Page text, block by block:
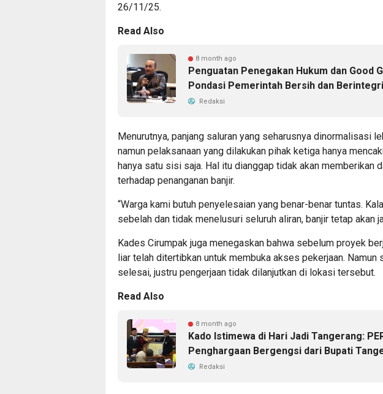
26/11/25.
Read Also
8 month ago
Penguatan Penegakan Hukum dan Good
Pondasi Pemerintah Bersih dan
Redaksi
Menurutnya, panjang saluran yang seharusnya dinormalisasi
namun pelaksanaan yang dilakukan pihak ketiga hanya
hanya satu sisi saja. Hal itu dianggap tidak akan memberikan
terhadap penanganan banjir.
“Warga kami butuh penyelesaian yang benar-benar tuntas.
sebelah dan tidak menelusuri seluruh aliran, banjir tetap akan
Kades Cirumpak juga menegaskan bahwa sebelum proyek
liar telah ditertibkan untuk membuka akses pekerjaan. Namun
selesai, justru pengerjaan tidak dilanjutkan di lokasi tersebut.
Read Also
8 month ago
Kado Istimewa di Hari Jadi Tangerang:
Penghargaan Bergengsi dari Bupati
Redaksi